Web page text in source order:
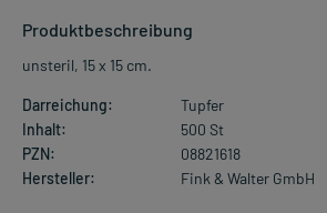
Produktbeschreibung
unsteril, 15 x 15 cm.
Darreichung:
Tupfer
Inhalt:
500 St
PZN:
08821618
Hersteller:
Fink & Walter GmbH